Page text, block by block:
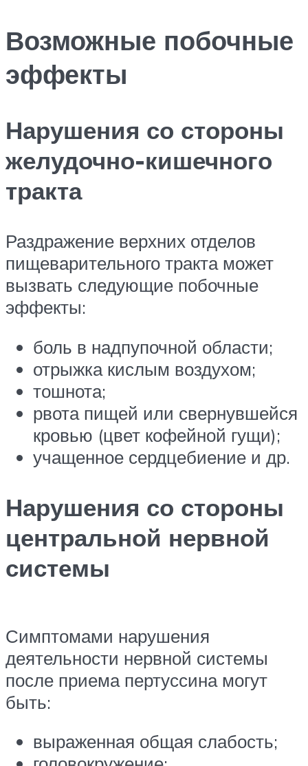
Возможные побочные
эффекты
Нарушения со стороны
желудочно-кишечного
тракта
Раздражение верхних отделов
пищеварительного тракта может
вызвать следующие побочные
эффекты:
боль в надпупочной области;
отрыжка кислым воздухом;
тошнота;
рвота пищей или свернувшейся
кровью (цвет кофейной гущи);
учащенное сердцебиение и др.
Нарушения со стороны
центральной нервной
системы
Симптомами нарушения
деятельности нервной системы
после приема пертуссина могут
быть:
выраженная общая слабость;